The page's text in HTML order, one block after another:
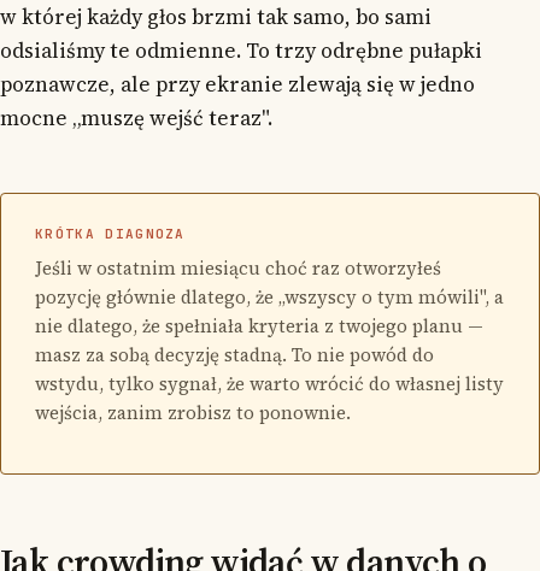
w której każdy głos brzmi tak samo, bo sami
odsialiśmy te odmienne. To trzy odrębne pułapki
poznawcze, ale przy ekranie zlewają się w jedno
mocne „muszę wejść teraz".
KRÓTKA DIAGNOZA
Jeśli w ostatnim miesiącu choć raz otworzyłeś
pozycję głównie dlatego, że „wszyscy o tym mówili", a
nie dlatego, że spełniała kryteria z twojego planu —
masz za sobą decyzję stadną. To nie powód do
wstydu, tylko sygnał, że warto wrócić do własnej listy
wejścia, zanim zrobisz to ponownie.